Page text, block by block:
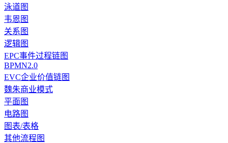
泳道图
韦恩图
关系图
逻辑图
EPC事件过程链图
BPMN2.0
EVC企业价值链图
魏朱商业模式
平面图
电路图
图表/表格
其他流程图